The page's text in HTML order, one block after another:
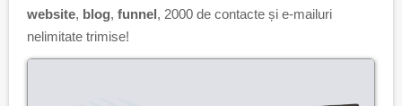
website, blog, funnel, 2000 de contacte și e-mailuri
nelimitate trimise!